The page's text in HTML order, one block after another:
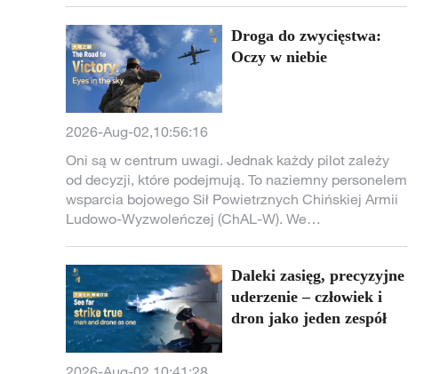
odholowywanie jednostek.Droga do zwycięstwa:
Oczy w niebie
2026-Aug-02,10:56:16
Oni są w centrum uwagi. Jednak każdy pilot zależy
od decyzji, które podejmują. To naziemny personelem
wsparcia bojowego Sił Powietrznych Chińskiej Armii
Ludowo-Wyzwoleńczej (ChAL-W). We
samoloty, lecz także przewaga informacyjna,
szybkość analizy i trafność podejmowanych decyzji.
Za każdą misją stoi zespół specjalistów, którzy
analizują sytuację i koordynują działania. Od kokpitu
po centrum dowodzenia, Siły Powietrzne ChAL-W
Daleki zasięg, precyzyjne
uderzenie – człowiek i
dron jako jeden zespół